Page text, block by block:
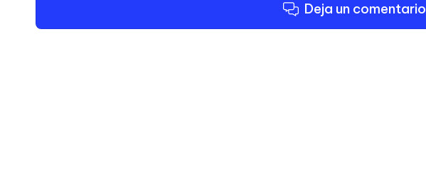
Deja un comentario